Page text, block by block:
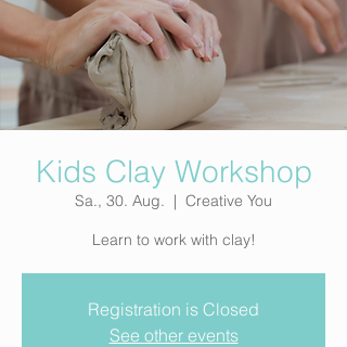
Kids Clay Workshop
Sa., 30. Aug.
  |
Creative You
Learn to work with clay!
Registration is Closed
See other events